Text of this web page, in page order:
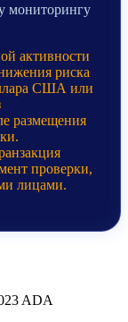
мониторингу
активности
риска
США или
размещения
проверки,
лицами.
ADA